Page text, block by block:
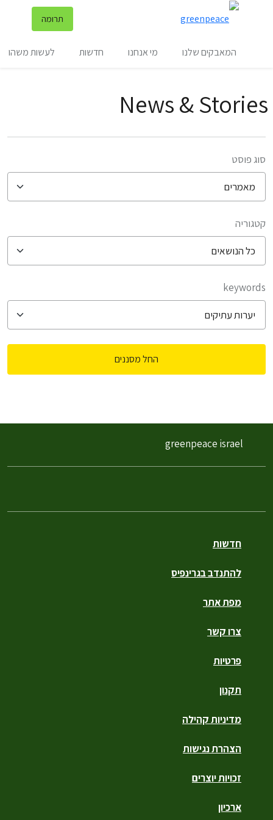
תרומה
המאבקים שלנו מי אנחנו חדשות לעשות משהו
News & Stories
סוג פוסט
קטגוריה
keywords
החל מסננים
חדשות
להתנדב בגרינפיס
מפת אתר
צרו קשר
פרטיות
תקנון
מדיניות קהילה
הצהרת נגישות
זכויות יוצרים
ארכיון